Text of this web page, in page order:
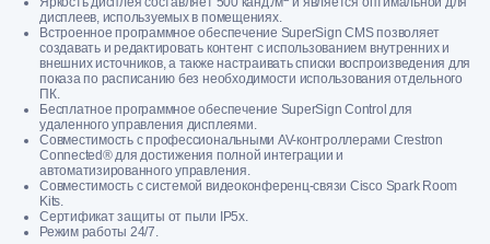
дисплеев, используемых в помещениях.
Встроенное программное обеспечение SuperSign CMS позволяет
создавать и редактировать контент с использованием внутренних и
внешних источников, а также настраивать списки воспроизведения для
показа по расписанию без необходимости использования отдельного
ПК.
Бесплатное программное обеспечение SuperSign Control для
удаленного управления дисплеями.
Совместимость с профессиональными AV-контроллерами Crestron
Connected® для достижения полной интеграции и
автоматизированного управления.
Совместимость с системой видеоконференц-связи Cisco Spark Room
Kits.
Сертификат защиты от пыли IP5x.
Режим работы 24/7.